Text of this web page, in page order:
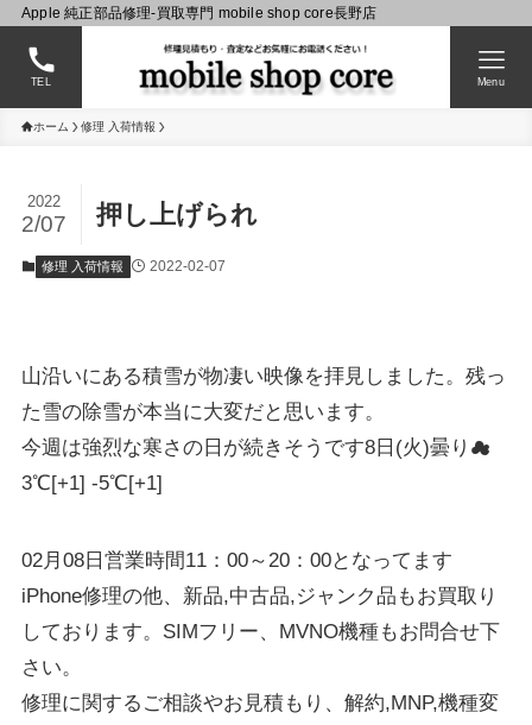
Apple 純正部品修理-買取専門 mobile shop core長野店
TEL Menu
ホーム 修理 入荷情報
押し上げられ
2022
2/07
修理 入荷情報 2022-02-07
山沿いにある積雪が物凄い映像を拝見しました。残っ
た雪の除雪が本当に大変だと思います。
今週は強烈な寒さの日が続きそうです8日(火)曇り☁
3℃[+1] -5℃[+1]
02月08日営業時間11：00～20：00となってます
iPhone修理の他、新品,中古品,ジャンク品もお買取り
しております。SIMフリー、MVNO機種もお問合せ下
さい。
修理に関するご相談やお見積もり、解約,MNP,機種変